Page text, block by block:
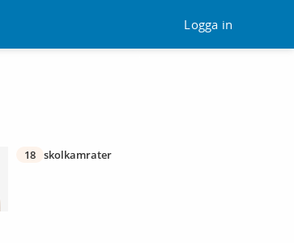
Logga in
18 skolkamrater